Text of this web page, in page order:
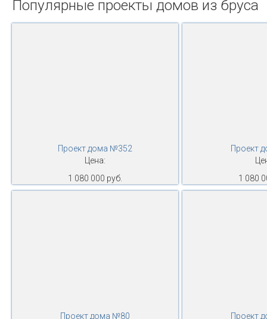
Популярные проекты домов из бруса
Проект дома №352
Цена:
1 080 000 руб.
Проект
1 080
Проект дома №80
Проект